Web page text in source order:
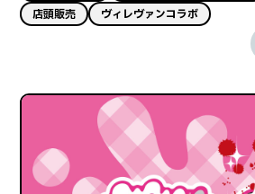
店頭販売
ヴィレヴァンコラボ